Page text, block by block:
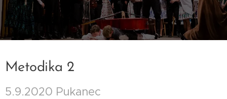
Metodika 2
5.9.2020 Pukanec